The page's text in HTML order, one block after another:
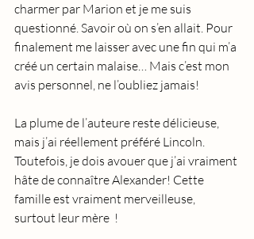
charmer par Marion et je me suis
questionné. Savoir où on s’en allait. Pour
finalement me laisser avec une fin qui m’a
créé un certain malaise… Mais c’est mon
avis personnel, ne l’oubliez jamais!
La plume de l’auteure reste délicieuse,
mais j’ai réellement préféré Lincoln.
Toutefois, je dois avouer que j’ai vraiment
hâte de connaître Alexander! Cette
famille est vraiment merveilleuse,
surtout leur mère  !